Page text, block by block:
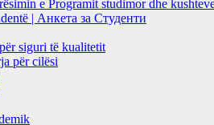
e Programit studimor dhe
| Анкета за Студенти
siguri të kualitetit
për cilësi